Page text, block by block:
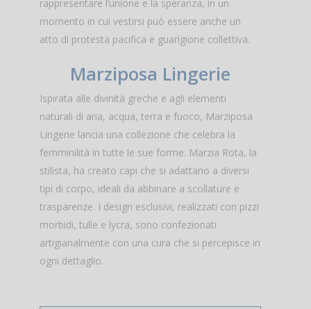
rappresentare l’unione e la speranza, in un
momento in cui vestirsi può essere anche un
atto di protesta pacifica e guarigione collettiva.
Marziposa Lingerie
Ispirata alle divinità greche e agli elementi
naturali di aria, acqua, terra e fuoco, Marziposa
Lingerie lancia una collezione che celebra la
femminilità in tutte le sue forme. Marzia Rota, la
stilista, ha creato capi che si adattano a diversi
tipi di corpo, ideali da abbinare a scollature e
trasparenze. I design esclusivi, realizzati con pizzi
morbidi, tulle e lycra, sono confezionati
artigianalmente con una cura che si percepisce in
ogni dettaglio.